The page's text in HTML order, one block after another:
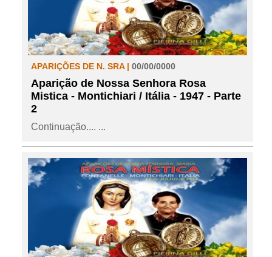
APARIÇÕES DE N. SRA | 00/00/0000
Aparição de Nossa Senhora Rosa
Mistica - Montichiari / Itália - 1947 - Parte
2
Continuação.... ...